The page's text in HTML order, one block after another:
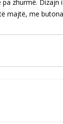
zhurmë. Dizajn
majtë, me